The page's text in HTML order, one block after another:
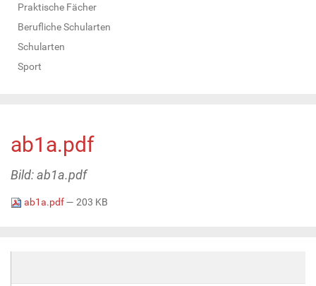
Praktische Fächer
Berufliche Schularten
Schularten
Sport
ab1a.pdf
Bild: ab1a.pdf
ab1a.pdf— 203 KB